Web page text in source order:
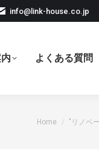
info@link-house.co.jp
よくある質問
現在地:
Home "リノベ